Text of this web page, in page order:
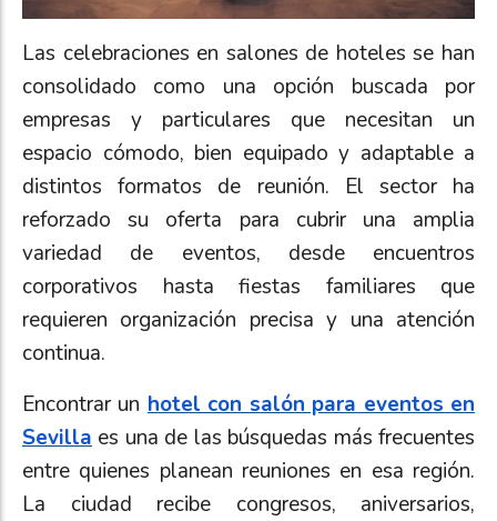
Las celebraciones en salones de hoteles se han
consolidado como una opción buscada por
empresas y particulares que necesitan un
espacio cómodo, bien equipado y adaptable a
distintos formatos de reunión. El sector ha
reforzado su oferta para cubrir una amplia
variedad de eventos, desde encuentros
corporativos hasta fiestas familiares que
requieren organización precisa y una atención
continua.
Encontrar un hotel con salón para eventos en
Sevilla es una de las búsquedas más frecuentes
entre quienes planean reuniones en esa región.
La ciudad recibe congresos, aniversarios,